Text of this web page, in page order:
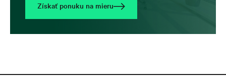
Získať ponuku na mieru